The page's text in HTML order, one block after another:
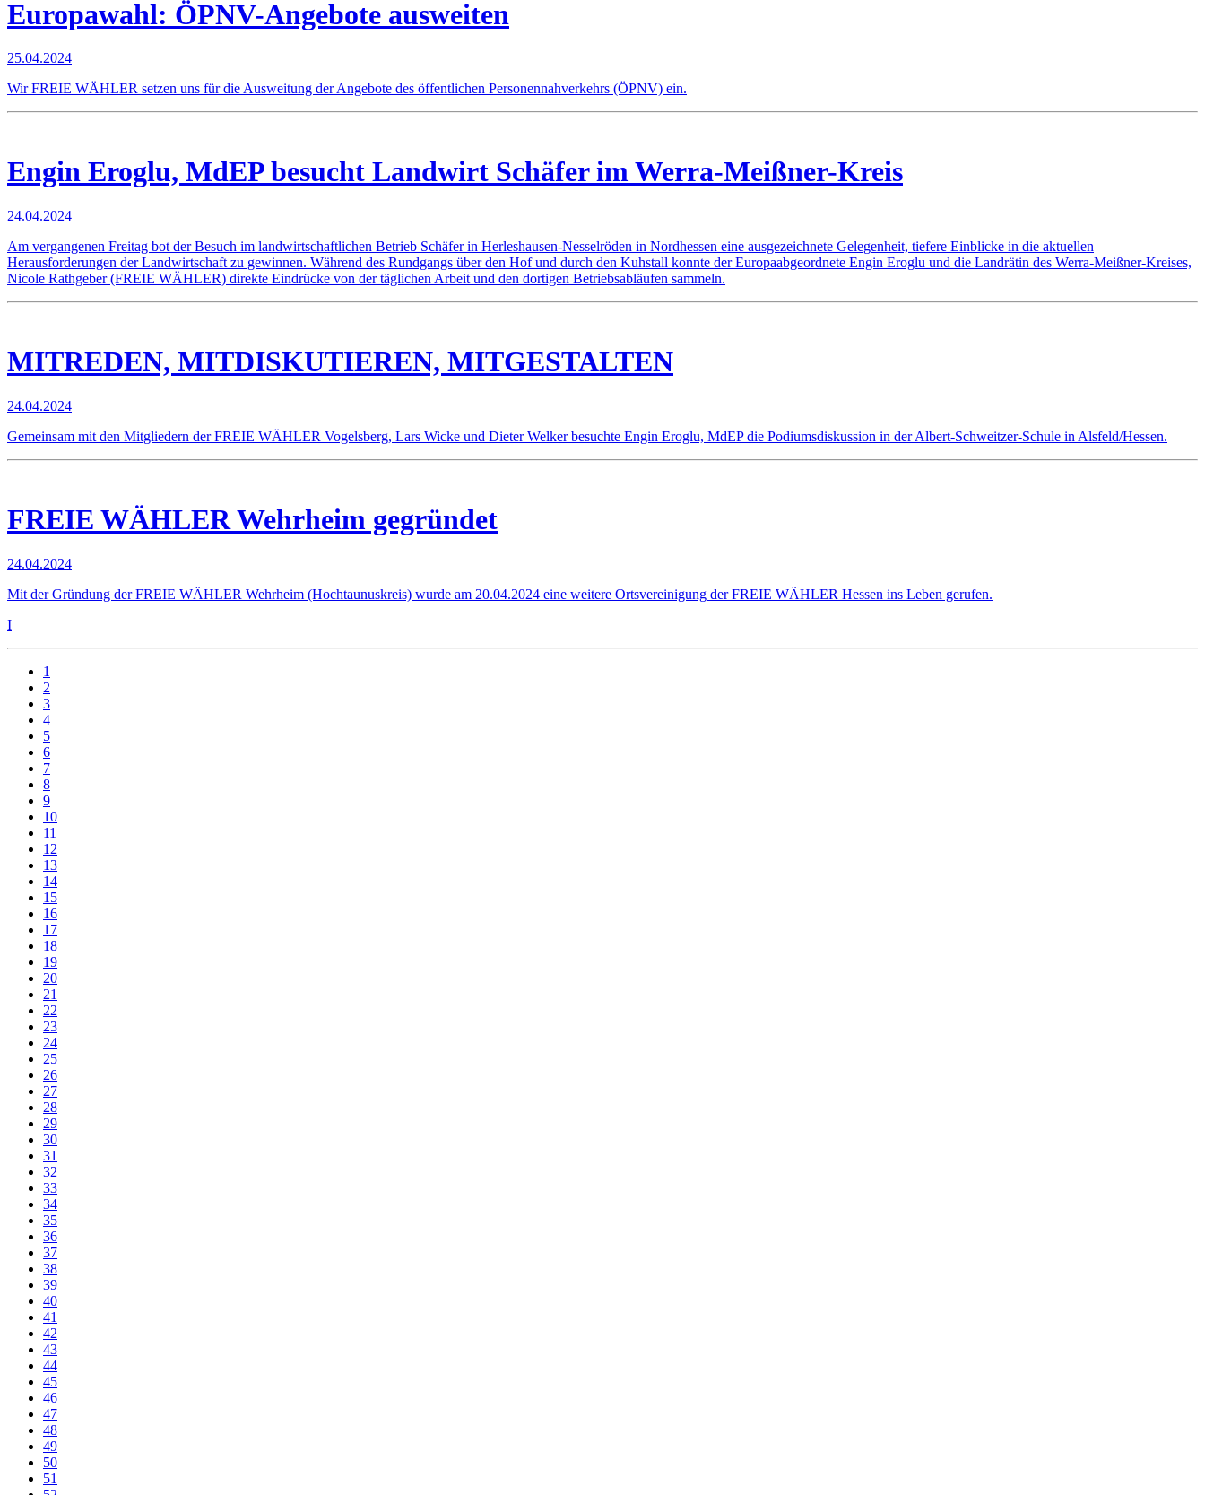
Europawahl: ÖPNV-Angebote ausweiten
25.04.2024
Wir FREIE WÄHLER setzen uns für die Ausweitung der Angebote des öffentlichen Personennahverkehrs (ÖPNV) ein.
Engin Eroglu, MdEP besucht Landwirt Schäfer im Werra-Meißner-Kreis
24.04.2024
Am vergangenen Freitag bot der Besuch im landwirtschaftlichen Betrieb Schäfer in Herleshausen-Nesselröden in Nordhessen eine ausgezeichnete Gelegenheit, tiefere Einblicke in die aktuellen
Herausforderungen der Landwirtschaft zu gewinnen. Während des Rundgangs über den Hof und durch den Kuhstall konnte der Europaabgeordnete Engin Eroglu und die Landrätin des Werra-Meißner-Kreises,
Nicole Rathgeber (FREIE WÄHLER) direkte Eindrücke von der täglichen Arbeit und den dortigen Betriebsabläufen sammeln.
MITREDEN, MITDISKUTIEREN, MITGESTALTEN
24.04.2024
Gemeinsam mit den Mitgliedern der FREIE WÄHLER Vogelsberg, Lars Wicke und Dieter Welker besuchte Engin Eroglu, MdEP die Podiumsdiskussion in der Albert-Schweitzer-Schule in Alsfeld/Hessen.
FREIE WÄHLER Wehrheim gegründet
24.04.2024
Mit der Gründung der FREIE WÄHLER Wehrheim (Hochtaunuskreis) wurde am 20.04.2024 eine weitere Ortsvereinigung der FREIE WÄHLER Hessen ins Leben gerufen.
I
1
2
3
4
5
6
7
8
9
10
11
12
13
14
15
16
17
18
19
20
21
22
23
24
25
26
27
28
29
30
31
32
33
34
35
36
37
38
39
40
41
42
43
44
45
46
47
48
49
50
51